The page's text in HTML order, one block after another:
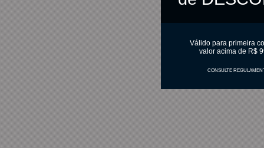
Válido para primeira
valor acima de R$
CONSULTE